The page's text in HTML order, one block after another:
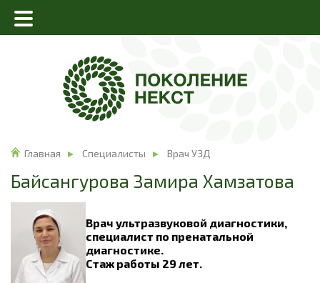
Главная Специалисты Врач УЗД
Байсангурова Замира Хамзатова
Врач ультразвуковой диагностики,
специалист по пренатальной
диагностике.
Стаж работы 29 лет.